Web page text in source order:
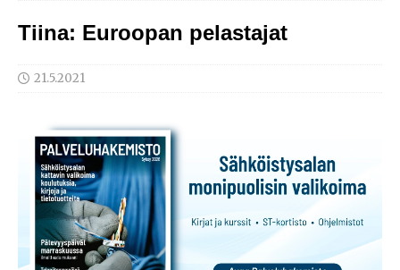
Tiina: Euroopan pelastajat
21.5.2021